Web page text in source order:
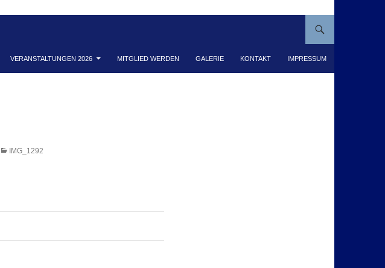
VERANSTALTUNGEN 2026 MITGLIED WERDEN GALERIE KONTAKT IMPRESSUM
IMG_1292